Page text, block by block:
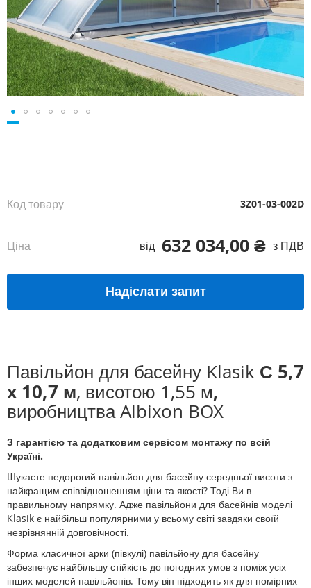
632 034,00 ₴ з ПДВ
Ціна від
Код товару 3Z01-03-002D
Надіслати запит
Павільйон для басейну Klasik С 5,7
х 10,7 м, висотою 1,55 м,
виробництва Albixon BOX
З гарантією та додатковим сервісом монтажу по всій
Україні.
Шукаєте недорогий павільйон для басейну середньої висоти з
найкращим співвідношенням ціни та якості? Тоді Ви в
правильному напрямку. Адже павільйони для басейнів моделі
Klasik є найбільш популярними у всьому світі завдяки своїй
незрівнянній довговічності.
Форма класичної арки (півкулі) павільйону для басейну
забезпечує найбільшу стійкість до погодних умов з поміж усіх
інших моделей павільйонів. Тому він підходить як для помірних